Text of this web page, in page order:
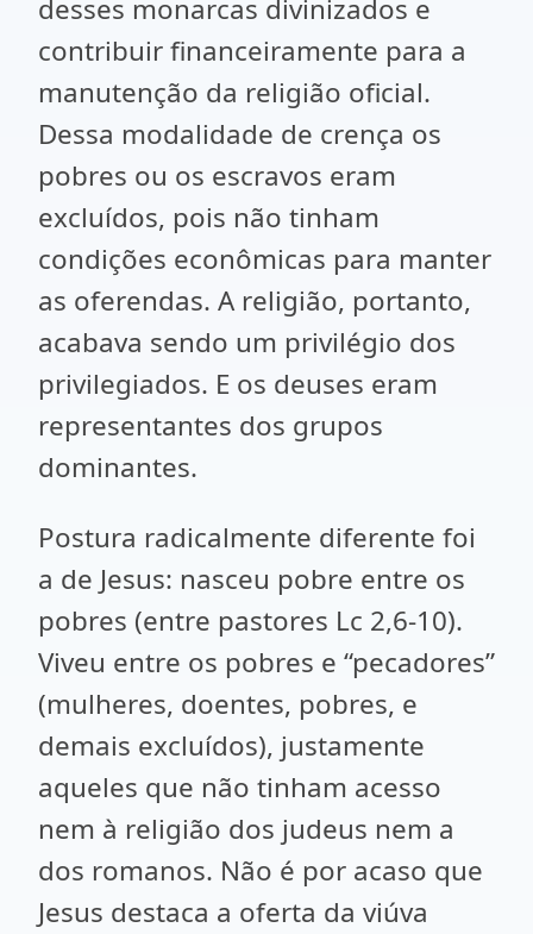
desses monarcas divinizados e
contribuir financeiramente para a
manutenção da religião oficial.
Dessa modalidade de crença os
pobres ou os escravos eram
excluídos, pois não tinham
condições econômicas para manter
as oferendas. A religião, portanto,
acabava sendo um privilégio dos
privilegiados. E os deuses eram
representantes dos grupos
dominantes.
Postura radicalmente diferente foi
a de Jesus: nasceu pobre entre os
pobres (entre pastores Lc 2,6-10).
Viveu entre os pobres e “pecadores”
(mulheres, doentes, pobres, e
demais excluídos), justamente
aqueles que não tinham acesso
nem à religião dos judeus nem a
dos romanos. Não é por acaso que
Jesus destaca a oferta da viúva